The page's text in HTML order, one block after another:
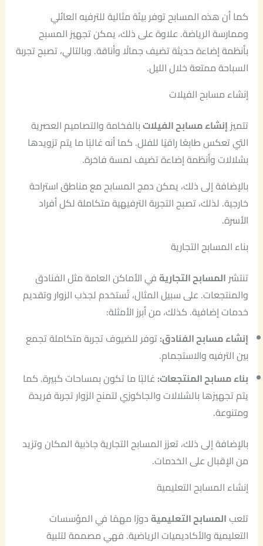
كما أن هذه المسابح توفر بيئة مثالية للترفيه العائلي
وممارسة الرياضة. علاوة على ذلك، يمكن تجهيز المسبح
بأنظمة إضاءة حديثة تضيف جمالًا وأناقة. وبالتالي، تصبح تجربة
السباحة ممتعة خلال الليل.
إنشاء مسابح الفيلات
تتميزإنشاء مسابح الفيلاتبالفخامة والتصاميم العصرية
التي تعكس طابعًا راقيًا للفلل. كما أنه غالبًا ما يتم تزويدها
بشلالات وأنظمة إضاءة تضيف لمسة فاخرة.
بالإضافة إلى ذلك، يمكن دمج المسابح مع مناطق استراحة
خارجية. لذلك، تصبح التجربة الترفيهية متكاملة لكل أفراد
الأسرة.
بناء المسابح التجارية
تنتشرالمسابح التجاريةفي الأماكن العامة مثل الفنادق
والمنتجعات. على سبيل المثال، تُستخدم لجذب الزوار وتقديم
خدمات إضافية. كذلك، من أبرز الأمثلة:
إنشاء مسابح الفنادق:توفر للضيوف تجربة متكاملة تجمع
بين الترفيه والاستجمام.
بناء مسابح المنتجعات: غالبًا ما تكون بمساحات كبيرة. كما
يتم تجهيزها بالشلالات والجاكوزي لتمنح الزوار تجربة فريدة
ومتنوعة.
بالإضافة إلى ذلك، تعزز المسابح التجارية جاذبية المكان وتزيد
من الإقبال على الخدمات.
إنشاء المسابح التعليمية
تلعبالمسابح التعليميةدورًا مهمًا في المؤسسات
التعليمية والأكاديميات الرياضية. فهي مصممة لتلبية